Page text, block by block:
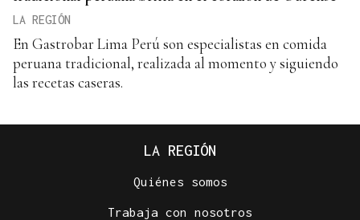
LA REGIÓN
En Gastrobar Lima Perú son especialistas en comida
peruana tradicional, realizada al momento y siguiendo
las recetas caseras.
LA REGIÓN
Quiénes somos
Trabaja con nosotros